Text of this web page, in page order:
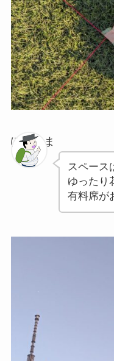
ぽちゃま
スペース
ゆったり
有料席が